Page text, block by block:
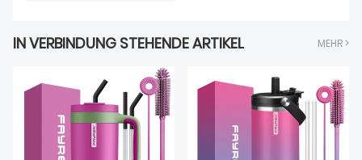
IN VERBINDUNG STEHENDE ARTIKEL MEHR >